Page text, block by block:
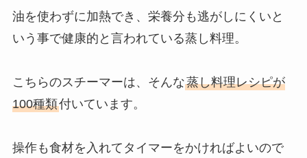
油を使わずに加熱でき、栄養分も逃がしにくいと
いう事で健康的と言われている蒸し料理。
こちらのスチーマーは、そんな蒸し料理レシピが
100種類付いています。
操作も食材を入れてタイマーをかければよいので